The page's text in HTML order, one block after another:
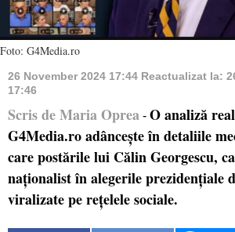
Foto: G4Media.ro
26 November 2024 17:44 Reactualizat la:
17:46
Scris de Maria Oprea - O analiză
G4Media.ro adâncește în detaliile
care postările lui Călin Georgescu,
naționalist în alegerile prezidențiale
viralizate pe rețelele sociale.